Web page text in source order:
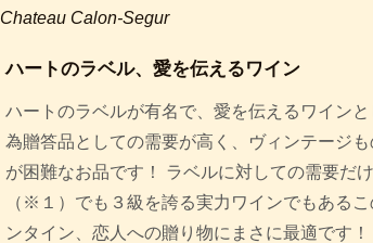
Chateau Calon-Segur
ハートのラベル、愛を伝えるワイン
ハートのラベルが有名で、愛を伝えるワイン
為贈答品としての需要が高く、ヴィンテージ
が困難なお品です！ ラベルに対しての需要だ
（※１）でも３級を誇る実力ワインでもある
ンタイン、恋人への贈り物にまさに最適です